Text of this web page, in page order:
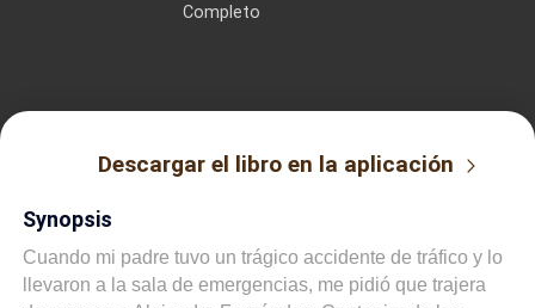
Completo
Descargar el libro en la aplicación
Synopsis
Cuando mi padre tuvo un trágico accidente de tráfico y lo
llevaron a la sala de emergencias, me pidió que trajera